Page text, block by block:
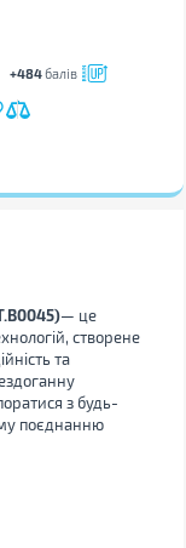
+484балів
— це
створене
та
з будь-
поєднанню